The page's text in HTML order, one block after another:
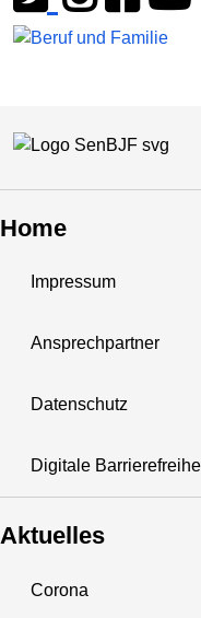
Home
Impressum
Ansprechpartner
Datenschutz
Digitale
Aktuelles
Corona